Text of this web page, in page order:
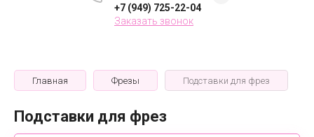
+7 (949) 725-22-04
Заказать звонок
Главная Фрезы Подставки для фрез
Подставки для фрез